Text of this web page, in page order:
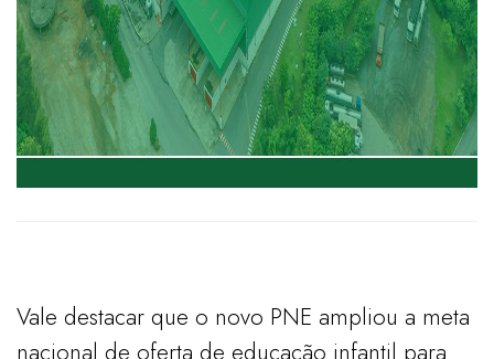
Vale destacar que o novo PNE ampliou a meta
nacional de oferta de educação infantil para